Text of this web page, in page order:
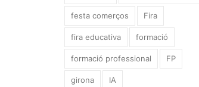
festa comerços Fira
fira educativa formació
formació professional FP
girona IA